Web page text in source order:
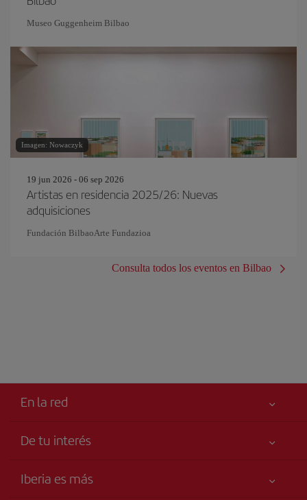
Museo Guggenheim Bilbao
Imagen: Nowaczyk
19 jun 2026 - 06 sep 2026
Artistas en residencia 2025/26: Nuevas
adquisiciones
Fundación BilbaoArte Fundazioa
Consulta todos los eventos en Bilbao
En la red
De tu interés
Accesibilidad
Iberia es más